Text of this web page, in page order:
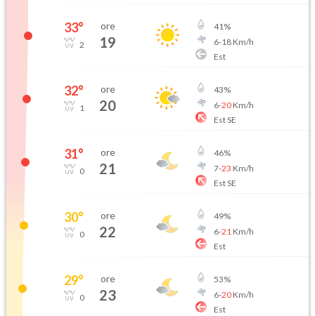
33°
2
ore
19
41%
6-18Km/h
Est
32°
1
ore
20
43%
6-20Km/h
Est SE
31°
0
ore
21
46%
7-23 Km/h
Est SE
30°
0
ore
22
49%
6-21 Km/h
Est
29°
0
ore
23
53%
6-20Km/h
Est